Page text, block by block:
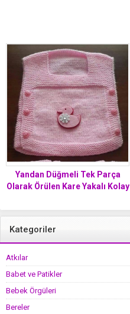
Yandan Düğmeli Tek Parça
Olarak Örülen Kare Yakalı Kolay
yaş
Kategoriler
Atkılar
Babet ve Patikler
Bebek Örgüleri
Bereler